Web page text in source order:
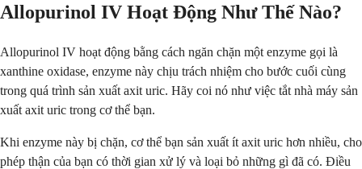
Allopurinol IV Hoạt Động Như Thế Nào?
Allopurinol IV hoạt động bằng cách ngăn chặn một enzyme gọi là
xanthine oxidase, enzyme này chịu trách nhiệm cho bước cuối cùng
trong quá trình sản xuất axit uric. Hãy coi nó như việc tắt nhà máy sản
xuất axit uric trong cơ thể bạn.
Khi enzyme này bị chặn, cơ thể bạn sản xuất ít axit uric hơn nhiều, cho
phép thận của bạn có thời gian xử lý và loại bỏ những gì đã có. Điều